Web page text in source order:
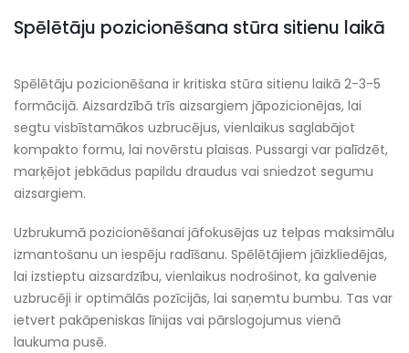
Spēlētāju pozicionēšana stūra sitienu laikā
Spēlētāju pozicionēšana ir kritiska stūra sitienu laikā 2-3-5
formācijā. Aizsardzībā trīs aizsargiem jāpozicionējas, lai
segtu visbīstamākos uzbrucējus, vienlaikus saglabājot
kompakto formu, lai novērstu plaisas. Pussargi var palīdzēt,
marķējot jebkādus papildu draudus vai sniedzot segumu
aizsargiem.
Uzbrukumā pozicionēšanai jāfokusējas uz telpas maksimālu
izmantošanu un iespēju radīšanu. Spēlētājiem jāizkliedējas,
lai izstieptu aizsardzību, vienlaikus nodrošinot, ka galvenie
uzbrucēji ir optimālās pozīcijās, lai saņemtu bumbu. Tas var
ietvert pakāpeniskas līnijas vai pārslogojumus vienā
laukuma pusē.